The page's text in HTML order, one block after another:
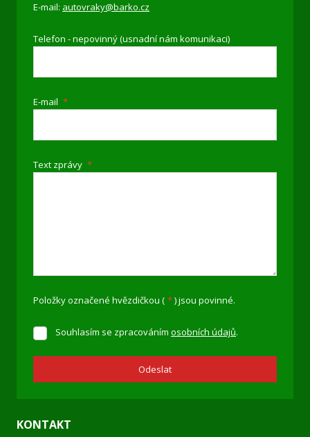
E-mail: autovraky@barko.cz
Telefon - nepovinný (usnadní nám komunikaci)
E-mail *
Text zprávy *
Položky označené hvězdičkou ( *) jsou povinné.
Souhlasím
zpracováním
údajů.
Souhlasím se zpracováním osobních údajů.
Odeslat
KONTAKT